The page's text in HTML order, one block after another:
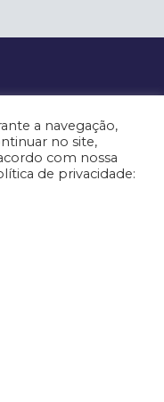
a navegação,
no site,
com nossa
de privacidade: